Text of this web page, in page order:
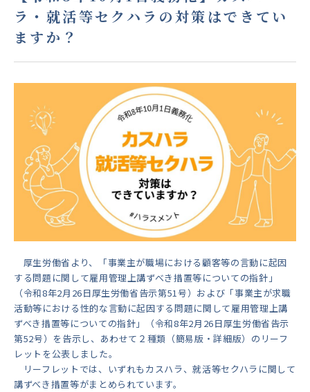
ラ・就活等セクハラの対策はできてい
ますか？
厚生労働省より、「事業主が職場における顧客等の言動に起因
する問題に関して雇用管理上講ずべき措置等についての指針」
（令和8年2月26日厚生労働省告示第51号）および「事業主が求職
活動等における性的な言動に起因する問題に関して雇用管理上講
ずべき措置等についての指針」（令和8年2月26日厚生労働省告示
第52号）を告示し、あわせて２種類（簡易版・詳細版）のリーフ
レットを公表しました。
リーフレットでは、いずれもカスハラ、就活等セクハラに関して
講ずべき措置等がまとめられています。